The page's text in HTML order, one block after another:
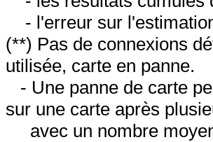
- l'erreur sur
(**) Pas de connexions
utilisée, carte en panne.
- Une panne de carte
sur une carte après
avec un nombre